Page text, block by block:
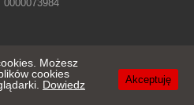
0000073984
KUCHARZE.PL
Możesz
cookies
Dowiedz
Akceptuję